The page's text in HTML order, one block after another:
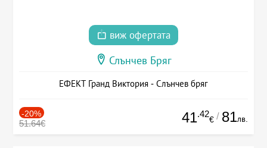
виж офертата
Слънчев Бряг
ЕФЕКТ Гранд Виктория - Слънчев бряг
-20%
51.64€ 41.42
€ / 81лв.